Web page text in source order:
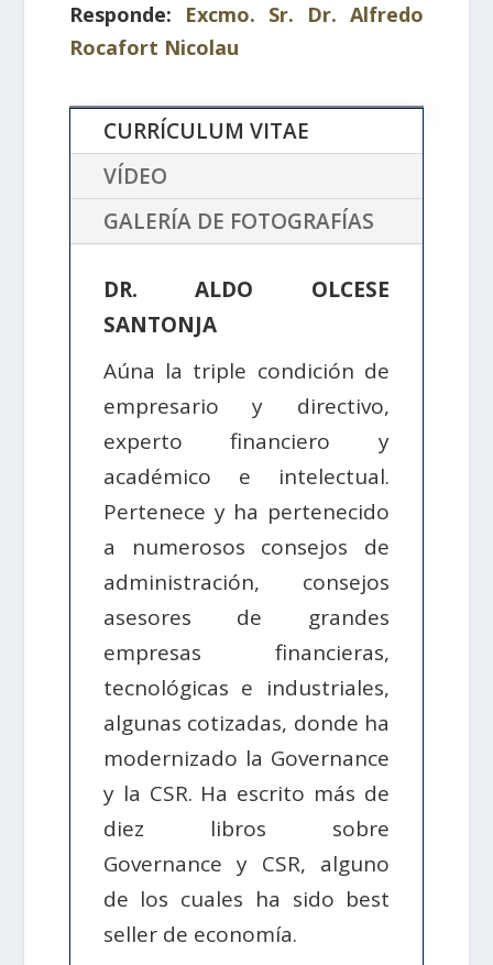
Responde:
Excmo. Sr. Dr. Alfredo
Rocafort Nicolau
CURRÍCULUM VITAE
VÍDEO
GALERÍA DE FOTOGRAFÍAS
DR. ALDO OLCESE
SANTONJA
Aúna la triple condición de
empresario y directivo,
experto financiero y
académico e intelectual.
Pertenece y ha pertenecido
a numerosos consejos de
administración, consejos
asesores de grandes
empresas financieras,
tecnológicas e industriales,
algunas cotizadas, donde ha
modernizado la Governance
y la CSR. Ha escrito más de
diez libros sobre
Governance y CSR, alguno
de los cuales ha sido best
seller de economía.